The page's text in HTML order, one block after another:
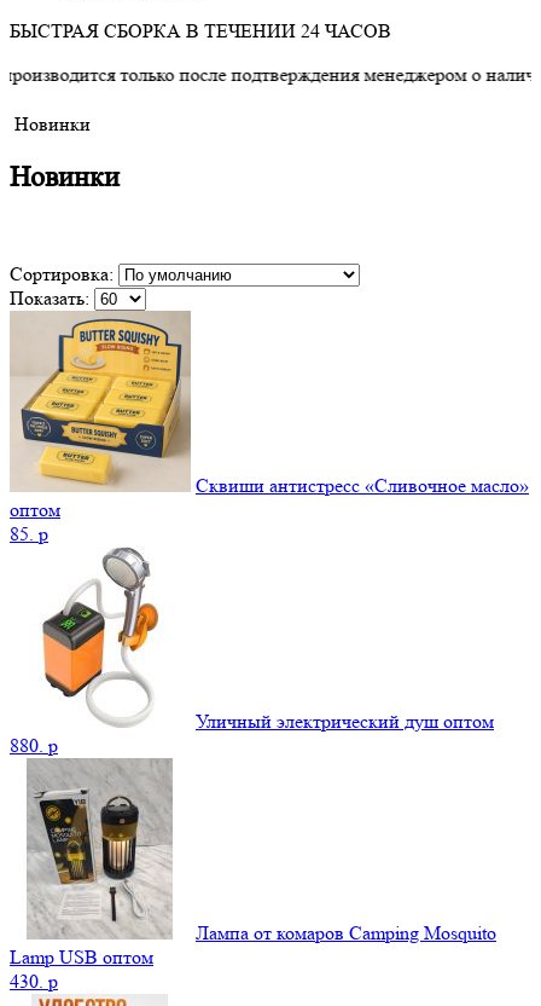
БЫСТРАЯ СБОРКА В ТЕЧЕНИИ 24 ЧАСОВ
только после подтверждения менеджером о наличии товара.
Новинки
Новинки
Сортировка:
Показать:
Сквиши антистресс «Сливочное масло»
оптом
85. p
Уличный электрический душ оптом
880. p
Лампа от комаров Camping Mosquito
Lamp USB оптом
430. p